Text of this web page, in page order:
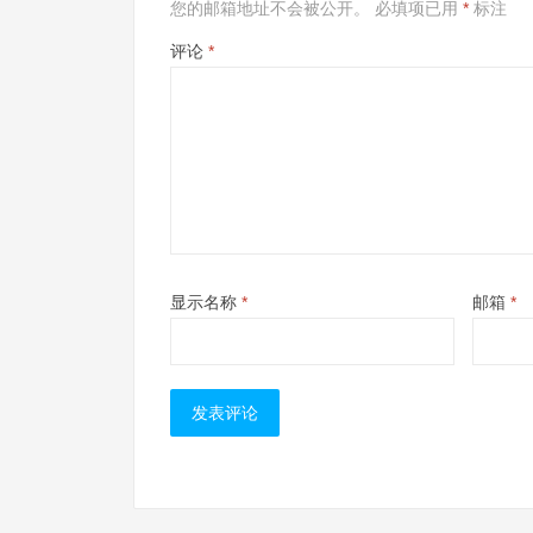
您的邮箱地址不会被公开。 必填项已用 * 标注
评论 *
显示名称 * 邮箱 *